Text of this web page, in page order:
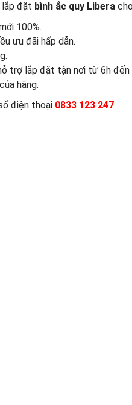
lắp đặt bình ắc quy Libera
100%.
ưu đãi hấp dẫn.
trợ lắp đặt tận nơi từ 6h đến
hãng.
điện thoại 0833 123 247